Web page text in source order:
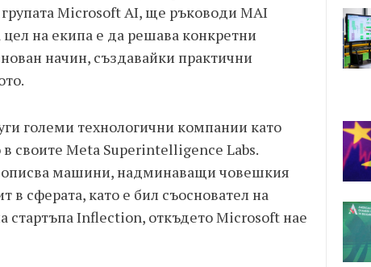
Microsoft AI, ще ръководи MAI
на екипа е да решава конкретни
начин, създавайки практични
големи технологични компании като
своите Meta Superintelligence Labs.
описва машини, надминаващи човешкия
в сферата, като е бил съосновател на
стартъпа Inflection, откъдето Microsoft нае